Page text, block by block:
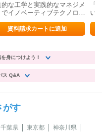
的な工学と実践的なマネジメ
でイノベーティブテクノロジ
になる
資料請求カートに追加
「
い
身につけよう！
ス Q&A
がす
千葉県 東京都
神奈川県